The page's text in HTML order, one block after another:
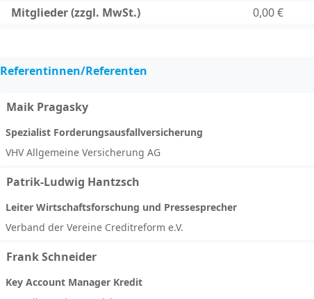
Mitglieder (zzgl. MwSt.)
0,00 €
Referentinnen/Referenten
Maik Pragasky
Spezialist Forderungsausfallversicherung
VHV Allgemeine Versicherung AG
Patrik-Ludwig Hantzsch
Leiter Wirtschaftsforschung und Pressesprecher
Verband der Vereine Creditreform e.V.
Frank Schneider
Key Account Manager Kredit